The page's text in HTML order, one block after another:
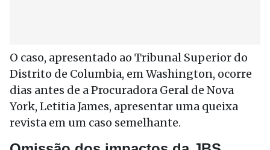
O caso, apresentado ao Tribunal Superior do
Distrito de Columbia, em Washington, ocorre
dias antes de a Procuradora Geral de Nova
York, Letitia James, apresentar uma queixa
revista em um caso semelhante.